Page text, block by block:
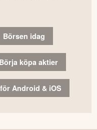
Börsen idag
Börja köpa aktier
Android & iOS